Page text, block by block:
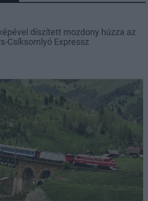
díszített mozdony húzza az
Csíksomlyó Expressz